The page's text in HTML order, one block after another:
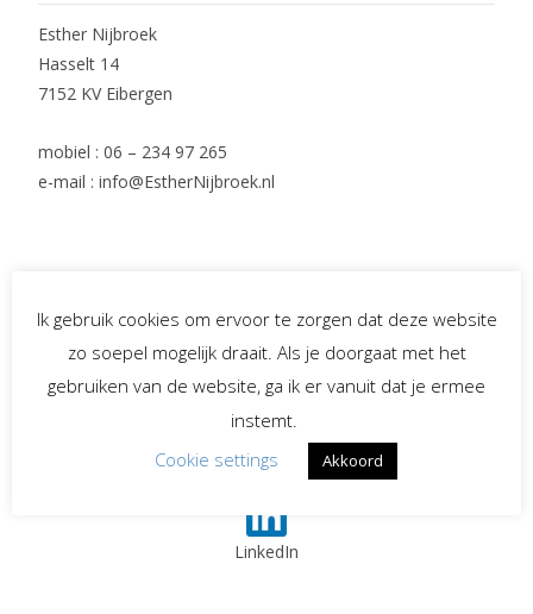
Esther Nijbroek
Hasselt 14
7152 KV Eibergen
mobiel : 06 – 234 97 265
e-mail : info@EstherNijbroek.nl
Spreekster bij uitvaarten
Begeleiding bij
verlies en rouw
LinkedIn
Ik gebruik cookies om ervoor te zorgen dat deze website
zo soepel mogelijk draait. Als je doorgaat met het
gebruiken van de website, ga ik er vanuit dat je ermee
instemt.
Cookie settings
Akkoord